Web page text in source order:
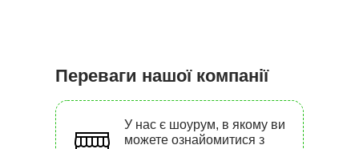
Переваги нашої компанії
У нас є шоурум, в якому ви
можете ознайомитися з